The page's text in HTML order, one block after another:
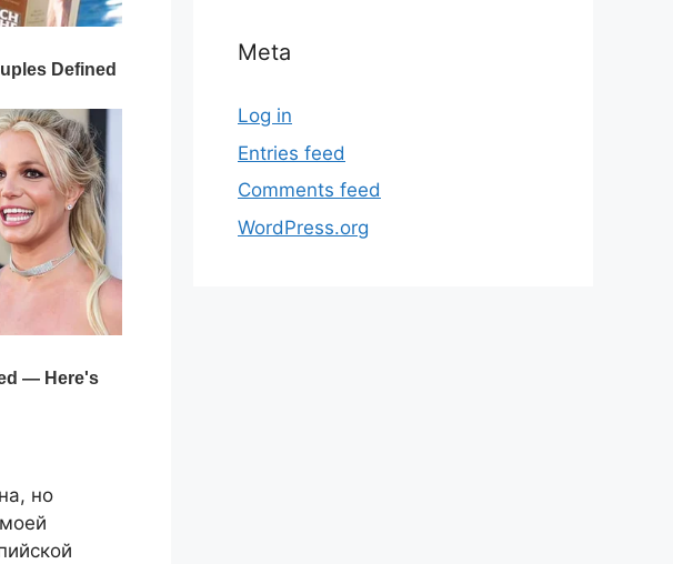
но
Meta
Log in
Entries feed
Comments feed
WordPress.org